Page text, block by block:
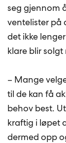
seg gjennom
ventelister på
det ikke
klare blir solgt
– Mange
til de kan få
behov best.
kraftig i løpet
dermed opp